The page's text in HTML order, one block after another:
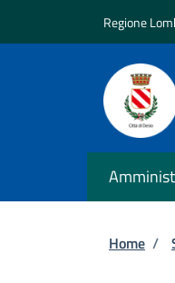
Regione
Home /